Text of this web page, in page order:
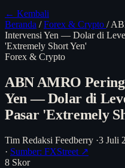
← Kembali
Beranda / Forex & Crypto /
Intervensi Yen — Dolar di
'Extremely Short Yen'
Forex & Crypto
ABN AMRO
Yen — Dolar di
Pasar 'Extremely
Tim Redaksi Feedberry ·3 Juli
· Sumber: FXStreet ↗
8 Skor